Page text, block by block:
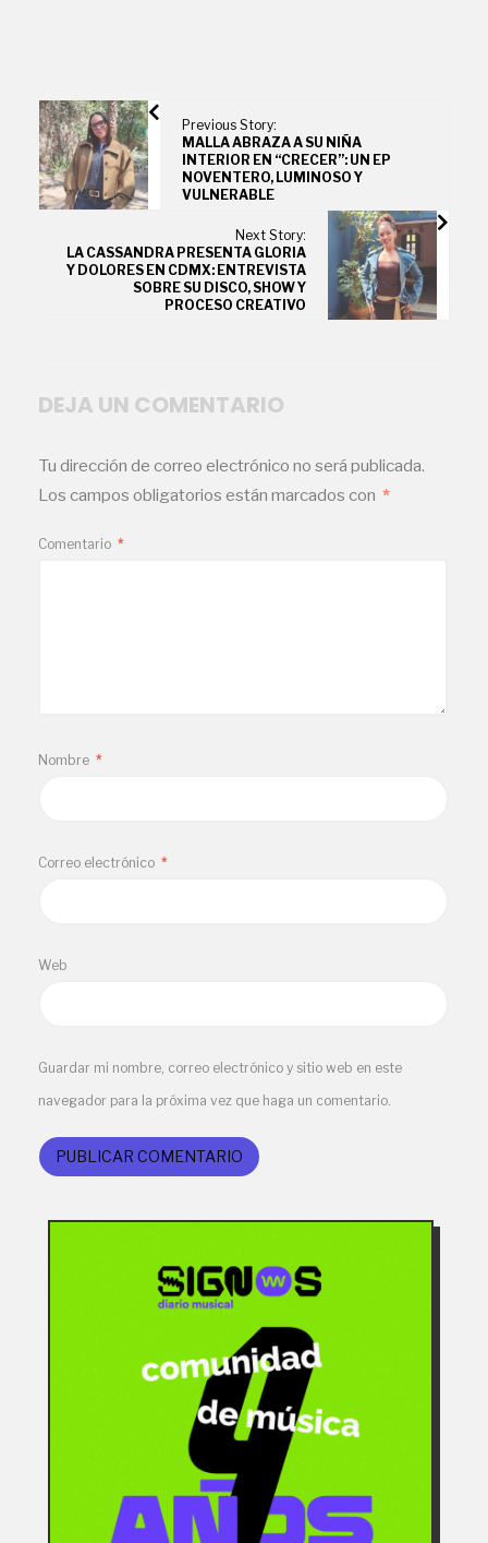
Previous Story:
MALLA ABRAZA A SU NIÑA
INTERIOR EN “CRECER”: UN EP
NOVENTERO, LUMINOSO Y
VULNERABLE
Next Story:
LA CASSANDRA PRESENTA GLORIA
Y DOLORES EN CDMX: ENTREVISTA
SOBRE SU DISCO, SHOW Y
PROCESO CREATIVO
DEJA UN COMENTARIO
Tu dirección de correo electrónico no será publicada.
Los campos obligatorios están marcados con *
Comentario *
Nombre *
Correo electrónico *
Web
Guardar mi nombre, correo electrónico y sitio web en este
navegador para la próxima vez que haga un comentario.